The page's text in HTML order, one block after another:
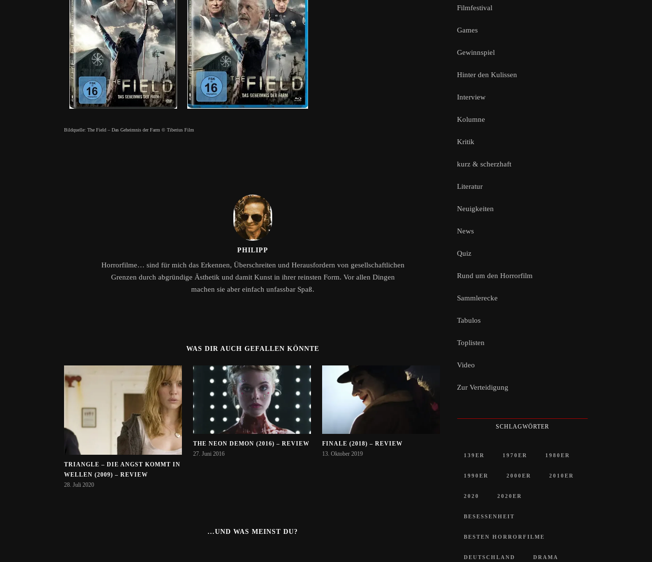
Bildquelle: The Field – Das Geheimnis der Farm © Tiberius Film
PHILIPP
Horrorfilme… sind für mich das Erkennen, Überschreiten und Herausfordern von gesellschaftlichen
Grenzen durch abgründige Ästhetik und damit Kunst in ihrer reinsten Form. Vor allen Dingen
machen sie aber einfach unfassbar Spaß.
WAS DIR AUCH GEFALLEN KÖNNTE
TRIANGLE – DIE ANGST KOMMT IN
WELLEN (2009) – REVIEW
28. Juli 2020
THE NEON DEMON (2016) – REVIEW
27. Juni 2016
FINALE (2018) – REVIEW
13. Oktober 2019
...UND WAS MEINST DU?
Filmfestival
Games
Gewinnspiel
Hinter den Kulissen
Interview
Kolumne
Kritik
kurz & scherzhaft
Literatur
Neuigkeiten
News
Quiz
Rund um den Horrorfilm
Sammlerecke
Tabulos
Toplisten
Video
Zur Verteidigung
SCHLAGWÖRTER
139ER 1970ER 1980ER
1990ER 2000ER 2010ER
2020 2020ER
BESESSENHEIT
BESTEN HORRORFILME
DEUTSCHLAND DRAMA